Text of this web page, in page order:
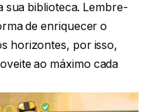
sua biblioteca. Lembre-
de enriquecer o
horizontes, por isso,
ao máximo cada